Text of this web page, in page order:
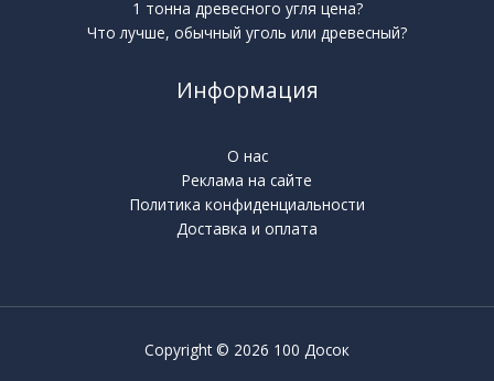
1 тонна древесного угля цена?
Что лучше, обычный уголь или древесный?
Информация
О нас
Реклама на сайте
Политика конфиденциальности
Доставка и оплата
Copyright © 2026 100 Досок